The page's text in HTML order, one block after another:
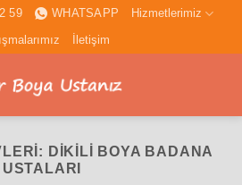
59 WHATSAPP
Hizmetlerimiz
İletişim
DIKILI BOYA BADANA
USTALARI